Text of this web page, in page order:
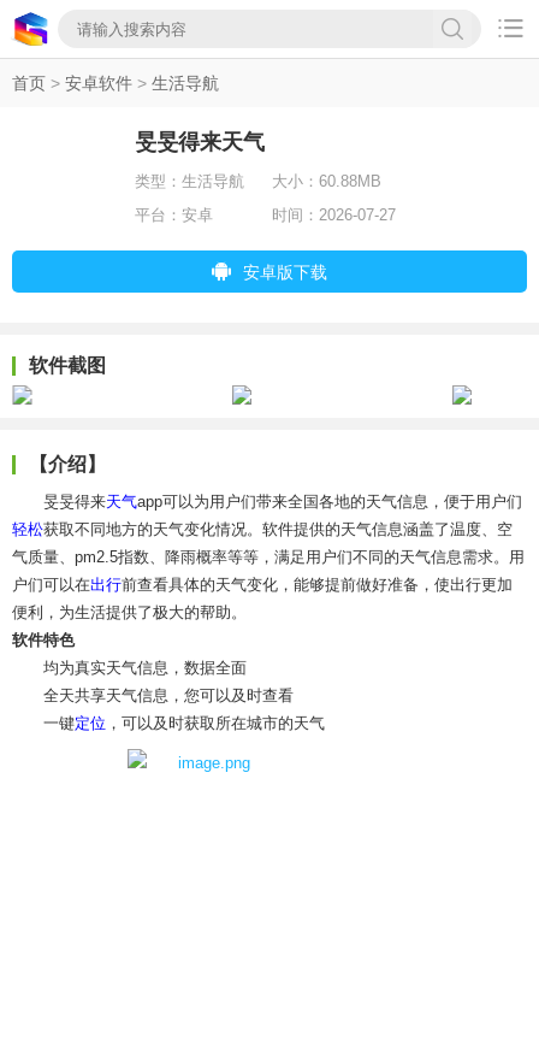

首页 > 安卓软件 > 生活导航
旻旻得来天气
类型： 生活导航 大小： 60.88MB
平台： 安卓 时间： 2026-07-27
安卓版下载
软件截图
【介绍】
旻旻得来天气app可以为用户们带来全国各地的天气信息，便于用户们
轻松获取不同地方的天气变化情况。软件提供的天气信息涵盖了温度、空
气质量、pm2.5指数、降雨概率等等，满足用户们不同的天气信息需求。用
户们可以在出行前查看具体的天气变化，能够提前做好准备，使出行更加
便利，为生活提供了极大的帮助。
软件特色
均为真实天气信息，数据全面
全天共享天气信息，您可以及时查看
一键定位 ，可以及时获取所在城市的天气